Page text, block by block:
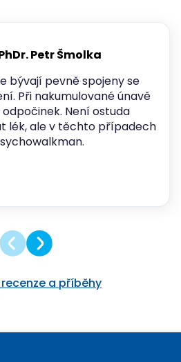
Petr Šmolka
bývají pevně spojeny se
Při nakumulované únavě
Není ostuda
lék, ale v těchto případech
a příběhy